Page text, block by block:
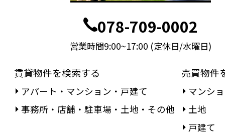
078-709-0002
営業時間9:00~17:00 (定休日/水曜日)
賃貸物件を検索する
アパート・マンション・戸建て
事務所・店舗・駐車場・土地・その他
売買物件
マンシ
土地
戸建て